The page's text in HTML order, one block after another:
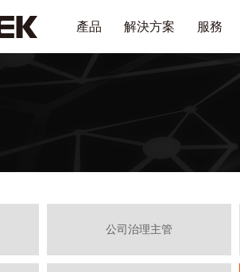
產品 解決方案 服務
公司治理主管